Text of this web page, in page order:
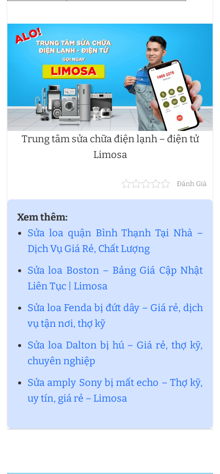
Trung tâm sửa chữa điện lạnh – điện tử
Limosa
Đánh Giá
Xem thêm:
Sửa loa quận Bình Thạnh Tại Nhà –
Dịch Vụ Giá Rẻ, Chất Lượng
Sửa loa Boston – Bảng Giá Cập Nhật
Liên Tục | Limosa
Sửa loa Fenda bị đứt dây – Giá rẻ, dịch
vụ tận nơi, thợ kỹ
Sửa loa Dalton bị hú – Giá rẻ, thợ kỹ,
chuyên nghiệp
Sửa amply Sony bị mất echo – Thợ kỹ,
uy tín, giá rẻ – Limosa